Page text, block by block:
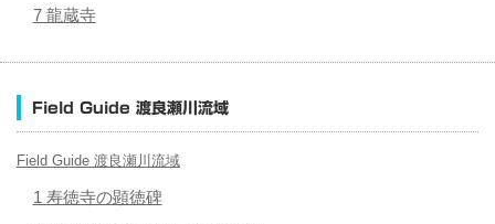
7 龍蔵寺
Field Guide 渡良瀬川流域
Field Guide 渡良瀬川流域
1 寿徳寺の顕徳碑